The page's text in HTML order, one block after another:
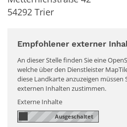
54292 Trier
Empfohlener externer
An dieser Stelle finden Sie eine
welche über den Dienstleister
diese Landkarte anzuzeigen müssen
externen Inhalten zustimmen.
Externe Inhalte